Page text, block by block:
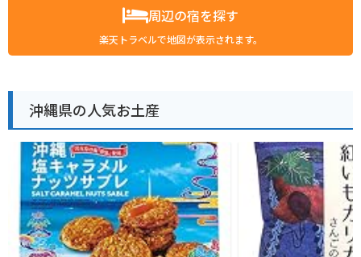
周辺の宿を探す
楽天トラベルで地図が表示されます。
沖縄県の人気お土産